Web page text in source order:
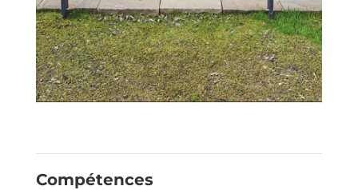
Compétences